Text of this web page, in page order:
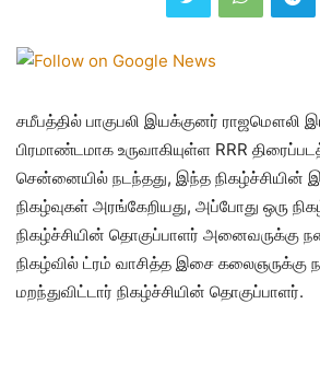
சமீபத்தில் பாகுபலி இயக்குனர் ராஜமௌலி
பிரமாண்டமாக உருவாகியுள்ள RRR
சென்னையில் நடந்தது, இந்த
நிகழ்வுகள் அரங்கேறியது, அப்போது ஒரு
நிகழ்ச்சியின் தொகுப்பாளர் அனைவருக்கு
நிகழ்வில் ட்ரம் வாசித்த இசை கலைஞருக்கு
மறந்துவிட்டார் நிகழ்ச்சியின் தொகுப்பாளர்.